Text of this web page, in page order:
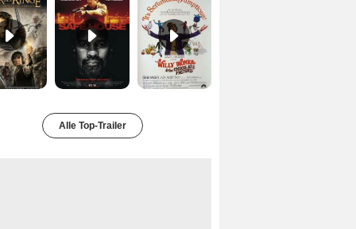
Alle Top-Trailer